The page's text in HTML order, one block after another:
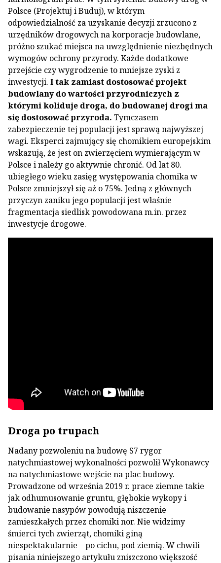
Polsce (Projektuj i Buduj), w którym
odpowiedzialność za uzyskanie decyzji zrzucono z
urzędników drogowych na korporacje budowlane,
próżno szukać miejsca na uwzględnienie niezbędnych
wymogów ochrony przyrody. Każde dodatkowe
przejście czy wygrodzenie to mniejsze zyski z
inwestycji. I tak zamiast dostosować projekt
budowlany do wartości przyrodniczych z
którymi koliduje droga, do budowanej drogi ma
się dostosować przyroda. Tymczasem
zabezpieczenie tej populacji jest sprawą najwyższej
wagi. Eksperci zajmujący się chomikiem europejskim
wskazują, że jest on zwierzęciem wymierającym w
Polsce i należy go aktywnie chronić. Od lat 80.
ubiegłego wieku zasięg występowania chomika w
Polsce zmniejszył się aż o 75%. Jedną z głównych
przyczyn zaniku jego populacji jest właśnie
fragmentacja siedlisk powodowana m.in. przez
inwestycje drogowe.
Droga po trupach
Nadany pozwoleniu na budowę S7 rygor
natychmiastowej wykonalności pozwolił Wykonawcy
na natychmiastowe wejście na plac budowy.
Prowadzone od września 2019 r. prace ziemne takie
jak odhumusowanie gruntu, głębokie wykopy i
budowanie nasypów powodują niszczenie
zamieszkałych przez chomiki nor. Nie widzimy
śmierci tych zwierząt, chomiki giną
niespektakularnie – po cichu, pod ziemią. W chwili
pisania niniejszego artykułu zniszczono większość